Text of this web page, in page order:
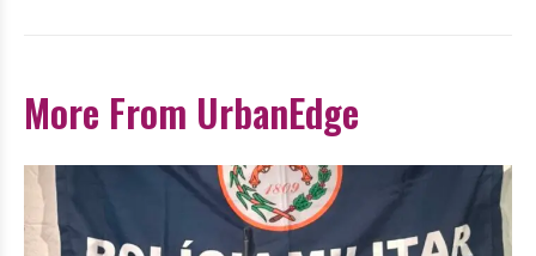
More From UrbanEdge